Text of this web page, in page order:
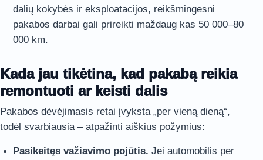
dalių kokybės ir eksploatacijos, reikšmingesni
pakabos darbai gali prireikti maždaug kas 50 000–80
000 km.
Kada jau tikėtina, kad pakabą reikia
remontuoti ar keisti dalis
Pakabos dėvėjimasis retai įvyksta „per vieną dieną“,
todėl svarbiausia – atpažinti aiškius požymius:
Pasikeitęs važiavimo pojūtis. Jei automobilis per